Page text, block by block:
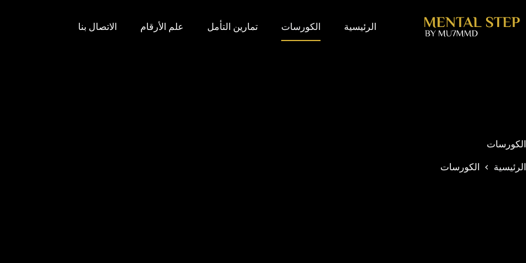
الرئيسية الكورسات تمارين التأمل علم الأرقام الاتصال بنا
الكورسات
الرئيسية الكورسات